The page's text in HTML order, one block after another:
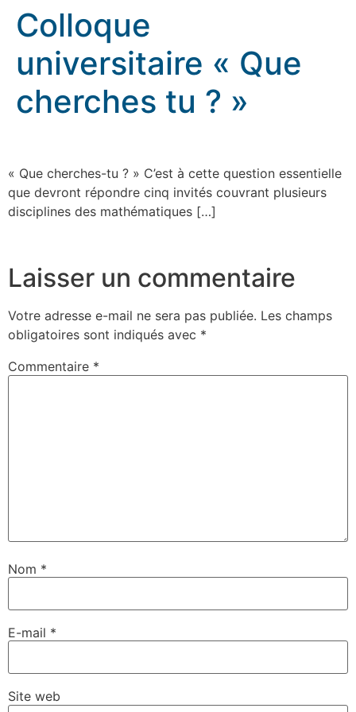
Colloque
universitaire « Que
cherches tu ? »
« Que cherches-tu ? » C’est à cette question essentielle
que devront répondre cinq invités couvrant plusieurs
disciplines des mathématiques […]
Laisser un commentaire
Votre adresse e-mail ne sera pas publiée. Les champs
obligatoires sont indiqués avec *
Commentaire *
Nom *
E-mail *
Site web